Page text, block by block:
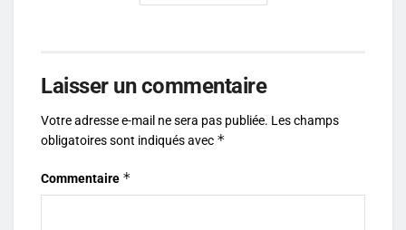
Laisser un commentaire
Votre adresse e-mail ne sera pas publiée. Les champs
obligatoires sont indiqués avec *
Commentaire *